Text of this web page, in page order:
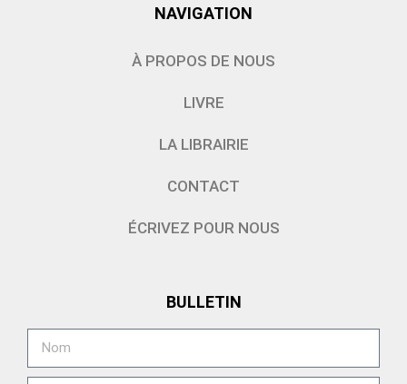
NAVIGATION
À PROPOS DE NOUS
LIVRE
LA LIBRAIRIE
CONTACT
ÉCRIVEZ POUR NOUS
BULLETIN